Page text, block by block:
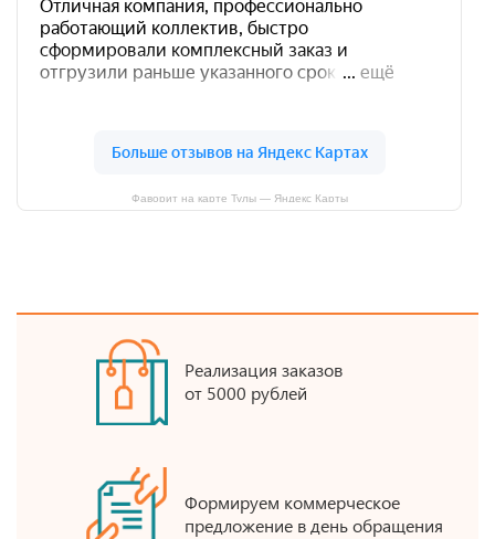
Фаворит на карте Тулы — Яндекс Карты
Реализация заказов
от 5000 рублей
Формируем коммерческое
предложение в день обращения